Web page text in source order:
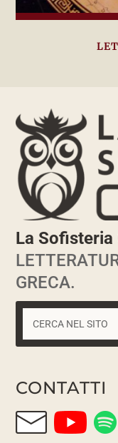
La Sofisteria
GRECA.
CONTATTI